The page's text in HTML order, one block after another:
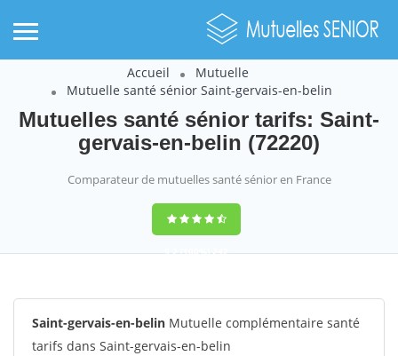
Accueil
Mutuelle
Mutuelle santé sénior Saint-gervais-en-belin
Mutuelles santé sénior tarifs: Saint-
gervais-en-belin (72220)
Comparateur de mutuelles santé sénior en France
9,2(100%)242
Saint-gervais-en-belin Mutuelle complémentaire santé
tarifs dans Saint-gervais-en-belin